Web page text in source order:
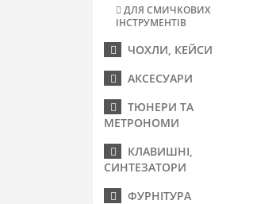
ДЛЯ СМИЧКОВИХ
ІНСТРУМЕНТІВ
ЧОХЛИ, КЕЙСИ
АКСЕСУАРИ
ТЮНЕРИ ТА
МЕТРОНОМИ
КЛАВИШНІ,
СИНТЕЗАТОРИ
ФУРНІТУРА